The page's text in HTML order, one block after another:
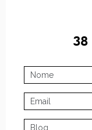
38